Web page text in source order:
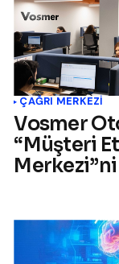
ÇAĞRI MERKEZI
Vosmer
“Müşteri